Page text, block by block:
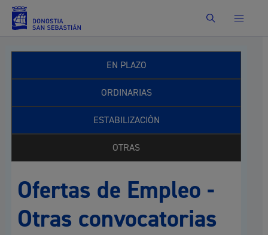
Buscar
EN PLAZO
ORDINARIAS
ESTABILIZACIÓN
OTRAS
Ofertas de Empleo -
Otras convocatorias